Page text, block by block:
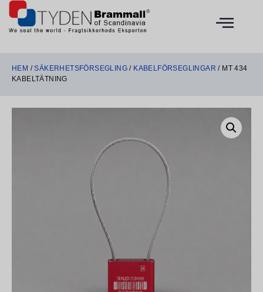
HEM /SÄKERHETSFÖRSEGLING / KABELFÖRSEGLINGAR / MT 434
KABELTÄTNING